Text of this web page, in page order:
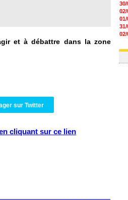
et à débattre dans la zone
sur Twitter
cliquant sur ce lien
30/
02/
01/
31/
02/
01/